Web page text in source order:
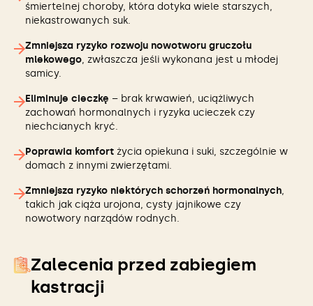
śmiertelnej choroby, która dotyka wiele starszych,
niekastrowanych suk.
Zmniejsza ryzyko rozwoju nowotworu gruczołu
mlekowego, zwłaszcza jeśli wykonana jest u młodej
samicy.
Eliminuje cieczkę – brak krwawień, uciążliwych
zachowań hormonalnych i ryzyka ucieczek czy
niechcianych kryć.
Poprawia komfort życia opiekuna i suki, szczególnie w
domach z innymi zwierzętami.
Zmniejsza ryzyko niektórych schorzeń hormonalnych,
takich jak ciąża urojona, cysty jajnikowe czy
nowotwory narządów rodnych.
Zalecenia przed zabiegiem
kastracji